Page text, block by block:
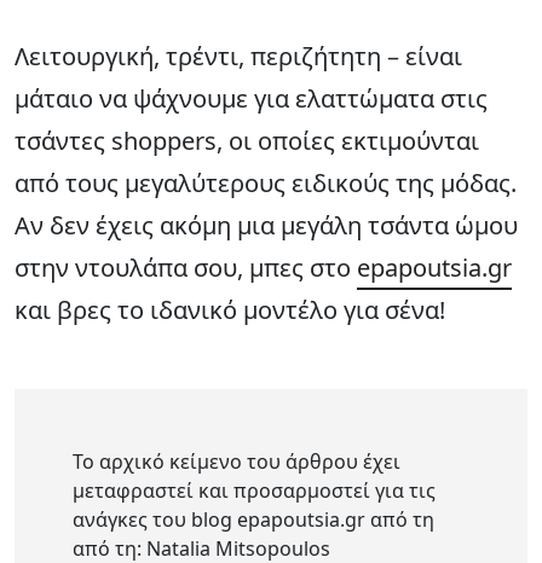
Λειτουργική, τρέντι, περιζήτητη – είναι
μάταιο να ψάχνουμε για ελαττώματα στις
τσάντες shoppers, οι οποίες εκτιμούνται
από τους μεγαλύτερους ειδικούς της μόδας.
Αν δεν έχεις ακόμη μια μεγάλη τσάντα ώμου
στην ντουλάπα σου, μπες στο epapoutsia.gr
και βρες το ιδανικό μοντέλο για σένα!
Το αρχικό κείμενο του άρθρου έχει
μεταφραστεί και προσαρμοστεί για τις
ανάγκες του blog epapoutsia.gr από τη
από τη: Natalia Mitsopoulos